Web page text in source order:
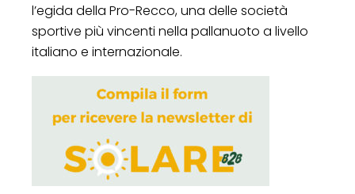
l’egida della Pro-Recco, una delle società
sportive più vincenti nella pallanuoto a livello
italiano e internazionale.